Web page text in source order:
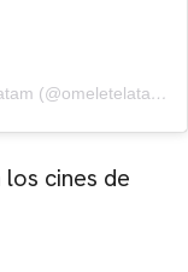
Una publicación compartida por Omelete Latam (@omeletelatam)
cines de